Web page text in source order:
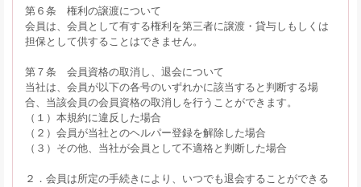
第６条 権利の譲渡について
会員は、会員として有する権利を第三者に譲渡・貸与しもしくは
担保として供することはできません。
第７条 会員資格の取消し、退会について
当社は、会員が以下の各号のいずれかに該当すると判断する場
合、当該会員の会員資格の取消しを行うことができます。
（１）本規約に違反した場合
（２）会員が当社とのヘルパー登録を解除した場合
（３）その他、当社が会員として不適格と判断した場合
２．会員は所定の手続きにより、いつでも退会することができる